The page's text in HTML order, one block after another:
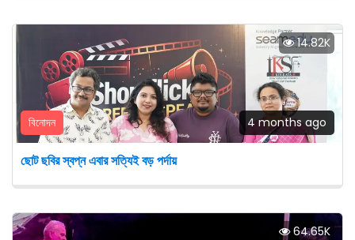
14.82K
বিনোদন 4 months ago
ছোট ছবির স্বপ্ন এবার সত্যিই বড় পর্দায়
64.65K